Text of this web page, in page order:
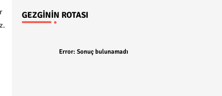
GEZGININ ROTASI
Error: Sonuç bulunamadı